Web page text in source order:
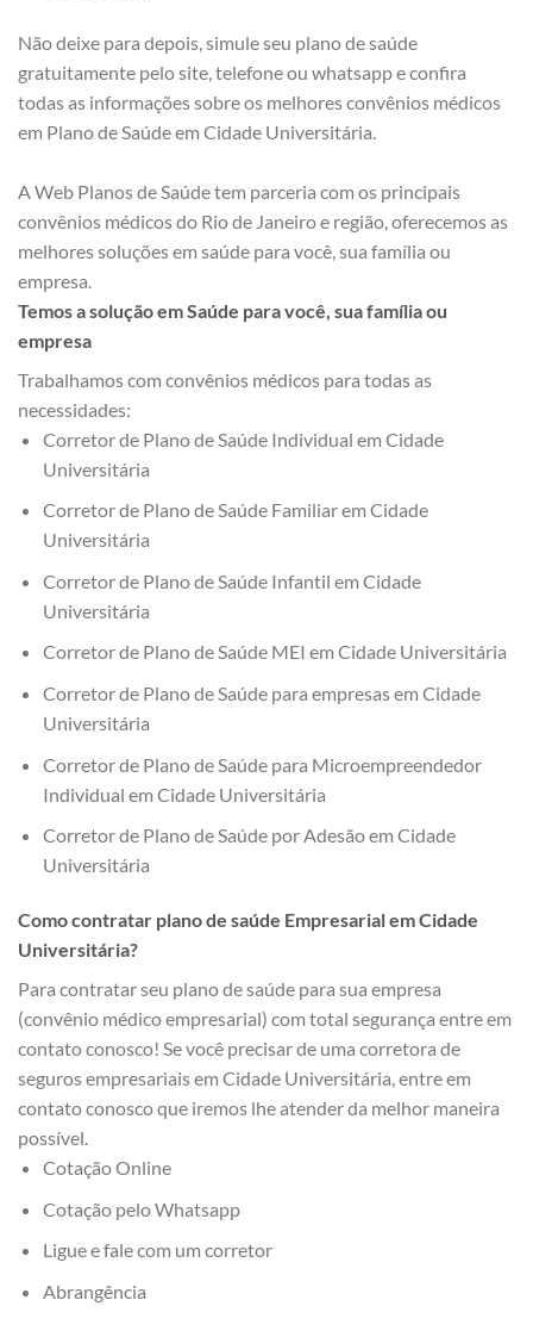
Não deixe para depois, simule seu plano de saúde
gratuitamente pelo site, telefone ou whatsapp e confira
todas as informações sobre os melhores convênios médicos
em Plano de Saúde em Cidade Universitária.
A Web Planos de Saúde tem parceria com os principais
convênios médicos do Rio de Janeiro e região, oferecemos as
melhores soluções em saúde para você, sua família ou
empresa.
Temos a solução em Saúde para você, sua família ou
empresa
Trabalhamos com convênios médicos para todas as
necessidades:
Corretor de Plano de Saúde Individual em Cidade
Universitária
Corretor de Plano de Saúde Familiar em Cidade
Universitária
Corretor de Plano de Saúde Infantil em Cidade
Universitária
Corretor de Plano de Saúde MEI em Cidade Universitária
Corretor de Plano de Saúde para empresas em Cidade
Universitária
Corretor de Plano de Saúde para Microempreendedor
Individual em Cidade Universitária
Corretor de Plano de Saúde por Adesão em Cidade
Universitária
Como contratar plano de saúde Empresarial em Cidade
Universitária?
Para contratar seu plano de saúde para sua empresa
(convênio médico empresarial) com total segurança entre em
contato conosco! Se você precisar de uma corretora de
seguros empresariais em Cidade Universitária, entre em
contato conosco que iremos lhe atender da melhor maneira
possível.
Cotação Online
Cotação pelo Whatsapp
Ligue e fale com um corretor
Abrangência